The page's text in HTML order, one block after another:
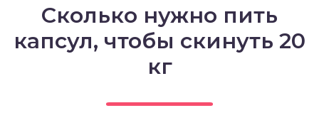
Сколько нужно пить
капсул, чтобы скинуть 20
кг
выпечка